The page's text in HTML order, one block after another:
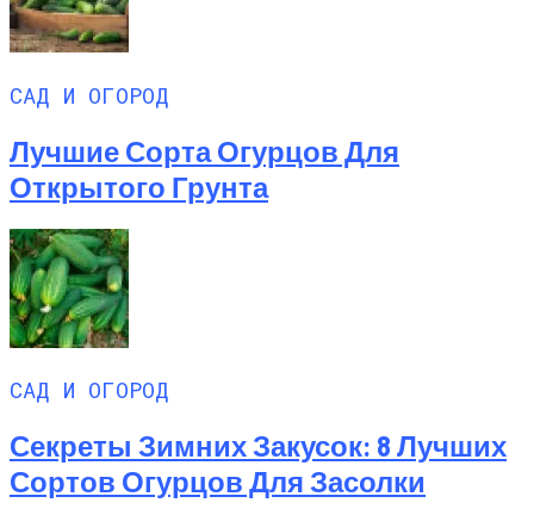
САД И ОГОРОД
Лучшие Сорта Огурцов Для
Открытого Грунта
САД И ОГОРОД
Секреты Зимних Закусок: 8 Лучших
Сортов Огурцов Для Засолки